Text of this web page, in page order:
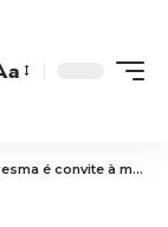
à mudança interior e à renovação da fé, afirma Padre Patrick